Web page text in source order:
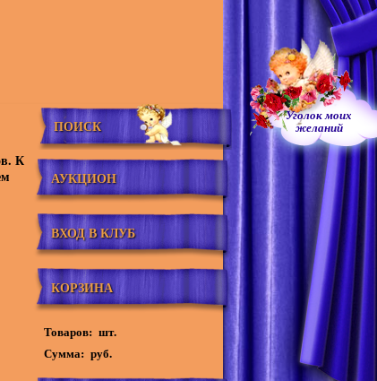
Уголок моих
желаний
К
ПОИСК
АУКЦИОН
ВХОД В КЛУБ
КОРЗИНА
Товаров: шт.
Сумма: руб.